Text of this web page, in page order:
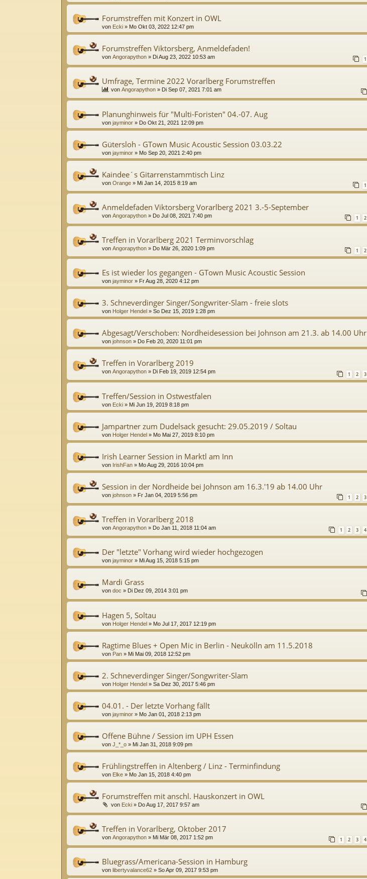
Forumstreffen mit Konzert in OWL
von Ecki » Mo Okt 03, 2022 12:47 pm
Forumstreffen Viktorsberg, Anmeldefaden!
von Angorapython » Di Aug 23, 2022 10:53 am 1
Umfrage, Termine 2022 Vorarlberg Forumstreffen
vonAngorapython » Di Sep 07, 2021 7:01 am
Planunghinweis für "Multi-Foristen" 04.-07. Aug
von jayminor » Do Okt 21, 2021 12:09 pm
Gütersloh - GTown Music Acoustic Session 03.03.22
von jayminor » Mo Sep 20, 2021 2:40 pm
Kaindee´s Gitarrenstammtisch Linz
von Orange » Mi Jan 14, 2015 8:19 am 1
Anmeldefaden Viktorsberg Vorarlberg 2021 3.-5-September
von Angorapython » Do Jul 08, 2021 7:40 pm 1 2
Treffen in Vorarlberg 2021 Terminvorschlag
von Angorapython » Do Mär 26, 2020 1:09 pm 1 2
Es ist wieder los gegangen - GTown Music Acoustic Session
von jayminor » Fr Aug 28, 2020 4:12 pm
3. Schneverdinger Singer/Songwriter-Slam - freie slots
von Holger Hendel » So Dez 15, 2019 1:28 pm
Abgesagt/Verschoben: Nordheidesession bei Johnson am 21.3. ab 14.00 Uhr
von johnson » Do Feb 20, 2020 11:01 pm
Treffen in Vorarlberg 2019
von Angorapython » Di Feb 19, 2019 12:54 pm 1 2 3
Treffen/Session in Ostwestfalen
von Ecki » Mi Jun 19, 2019 8:18 pm
Jampartner zum Dudelsack gesucht: 29.05.2019 / Soltau
von Holger Hendel » Mo Mai 27, 2019 8:10 pm
Irish Learner Session in Marktl am Inn
von IrishFan » Mo Aug 29, 2016 10:04 pm
Session in der Nordheide bei Johnson am 16.3.'19 ab 14.00 Uhr
von johnson » Fr Jan 04, 2019 5:56 pm 1 2 3
Treffen in Vorarlberg 2018
von Angorapython » Do Jan 11, 2018 11:04 am 1 2 3 4
Der "letzte" Vorhang wird wieder hochgezogen
von jayminor » Mi Aug 15, 2018 5:15 pm
Mardi Grass
von doc » Di Dez 09, 2014 3:01 pm
Hagen 5, Soltau
von Holger Hendel » Mo Jul 17, 2017 12:19 pm
Ragtime Blues + Open Mic in Berlin - Neukölln am 11.5.2018
von Pan » Mi Mai 09, 2018 12:52 pm
2. Schneverdinger Singer/Songwriter-Slam
von Holger Hendel » Sa Dez 30, 2017 5:46 pm
04.01. - Der letzte Vorhang fällt
von jayminor » Mo Jan 01, 2018 2:13 pm
Offene Bühne / Session im UPH Essen
von J_*_o » Mi Jan 31, 2018 9:09 pm
Frühlingstreffen in Altenberg / Linz - Terminfindung
von Elke » Mo Jan 15, 2018 4:40 pm
Forumstreffen mit anschl. Hauskonzert in OWL
von Ecki » Do Aug 17, 2017 9:57 am
Treffen in Vorarlberg, Oktober 2017
von Angorapython » Mi Mär 08, 2017 1:52 pm 1 2 3 4
Bluegrass/Americana-Session in Hamburg
von libertyvalance62 » So Apr 09, 2017 9:53 pm